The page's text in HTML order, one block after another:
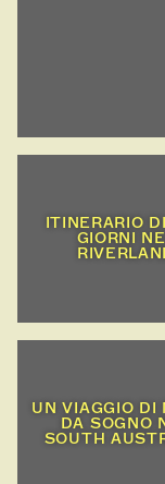
ITINERARIO
GIORNI
UN VIAGGIO DI
DA SOGNO
SOUTH